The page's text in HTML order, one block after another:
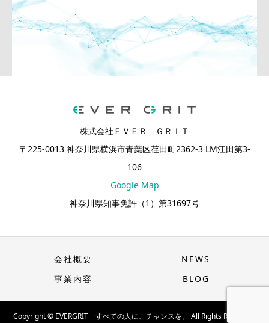
株式会社ＥＶＥＲ ＧＲＩＴ
〒225-0013 神奈川県横浜市青葉区荏田町2362-3 LM江田第3-
106
Google Map
神奈川県知事免許（1）第31697号
会社概要
NEWS
事業内容
BLOG
Copyright © EVERGRIT すべての人に、チャンスを。 All Rights Reserved.